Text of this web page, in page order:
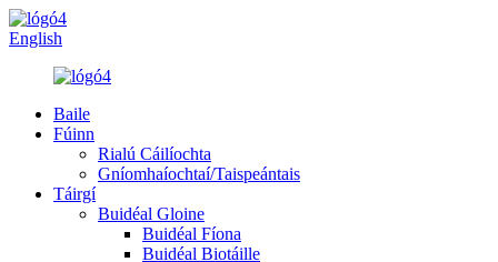
English
Baile
Fúinn
Rialú Cáilíochta
Gníomhaíochtaí/Taispeántais
Táirgí
Buidéal Gloine
Buidéal Fíona
Buidéal Biotáille